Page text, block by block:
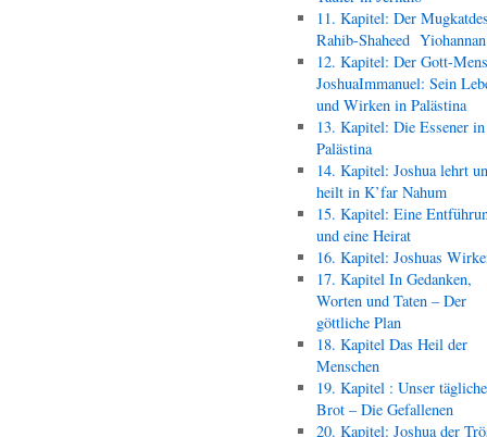
11. Kapitel: Der
Rahib-Shaheed
12. Kapitel: Der Gott-
JoshuaImmanuel: Sein
und Wirken in Palästina
13. Kapitel: Die Essener in
Palästina
14. Kapitel: Joshua lehrt
heilt in K’far Nahum
15. Kapitel: Eine
und eine Heirat
16. Kapitel: Joshuas
17. Kapitel In Gedanken,
Worten und Taten – Der
göttliche Plan
18. Kapitel Das Heil der
Menschen
19. Kapitel : Unser
Brot – Die Gefallenen
20. Kapitel: Joshua der